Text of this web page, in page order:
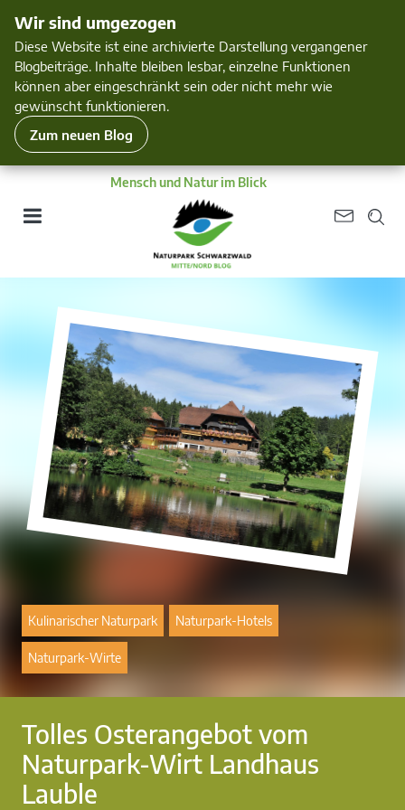
Wir sind umgezogen
Diese Website ist eine archivierte Darstellung vergangener
Blogbeiträge. Inhalte bleiben lesbar, einzelne Funktionen
können aber eingeschränkt sein oder nicht mehr wie
gewünscht funktionieren.
Zum neuen Blog
Mensch und Natur im Blick
Tolles Osterangebot vom
Naturpark-Wirt Landhaus
Lauble
Kulinarischer Naturpark Naturpark-Hotels
Naturpark-Wirte